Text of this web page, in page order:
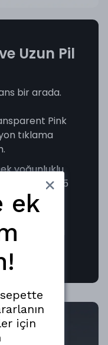
Uzun Pil
bir arada.
Pink
tıklama
yoğunluklu
ile 125
kesintisiz
kodlayıcı
ek
için